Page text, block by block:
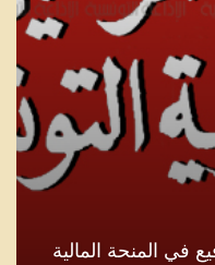
تدعو للامتناع